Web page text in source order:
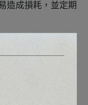
造成損耗，並定期
is a protective
watches.
our blades, not
but we also create